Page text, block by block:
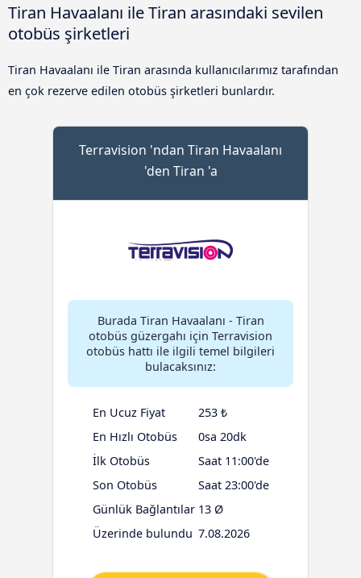
Tiran Havaalanı ile Tiran arasındaki sevilen
otobüs şirketleri
Tiran Havaalanı ile Tiran arasında kullanıcılarımız tarafından
en çok rezerve edilen otobüs şirketleri bunlardır.
Terravision 'ndan Tiran Havaalanı
'den Tiran 'a
Burada Tiran Havaalanı - Tiran
otobüs güzergahı için Terravision
otobüs hattı ile ilgili temel bilgileri
bulacaksınız:
En Ucuz Fiyat
253 ₺
En Hızlı Otobüs
0sa 20dk
İlk Otobüs
Saat 11:00'de
Son Otobüs
Saat 23:00'de
Günlük Bağlantılar 13 Ø
Üzerinde bulundu 7.08.2026